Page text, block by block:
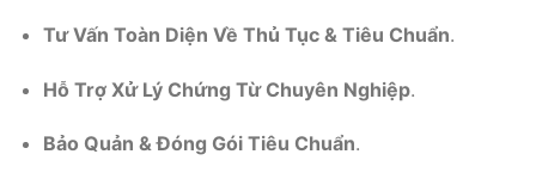
Tư Vấn Toàn Diện Về Thủ Tục & Tiêu Chuẩn.
Hỗ Trợ Xử Lý Chứng Từ Chuyên Nghiệp.
Bảo Quản & Đóng Gói Tiêu Chuẩn.